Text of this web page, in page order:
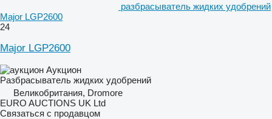
разбрасыватель жидких удобрений
Major LGP2600
24
Major LGP2600
Аукцион
Разбрасыватель жидких удобрений
Великобритания, Dromore
EURO AUCTIONS UK Ltd
Связаться с продавцом